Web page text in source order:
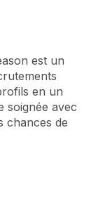
est un
en un
soignée avec
chances de